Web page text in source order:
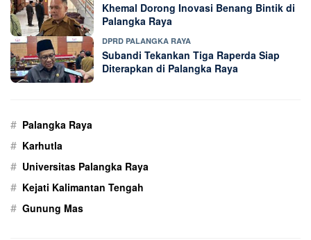
Khemal Dorong Inovasi Benang Bintik di
Palangka Raya
DPRD PALANGKA RAYA
Subandi Tekankan Tiga Raperda Siap
Diterapkan di Palangka Raya
# Palangka Raya
# Karhutla
# Universitas Palangka Raya
# Kejati Kalimantan Tengah
# Gunung Mas